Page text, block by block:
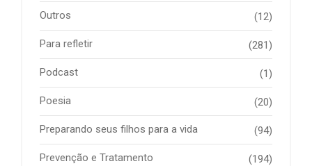
Outros (12)
Para refletir (281)
Podcast (1)
Poesia (20)
Preparando seus filhos para a vida (94)
Prevenção e Tratamento (194)